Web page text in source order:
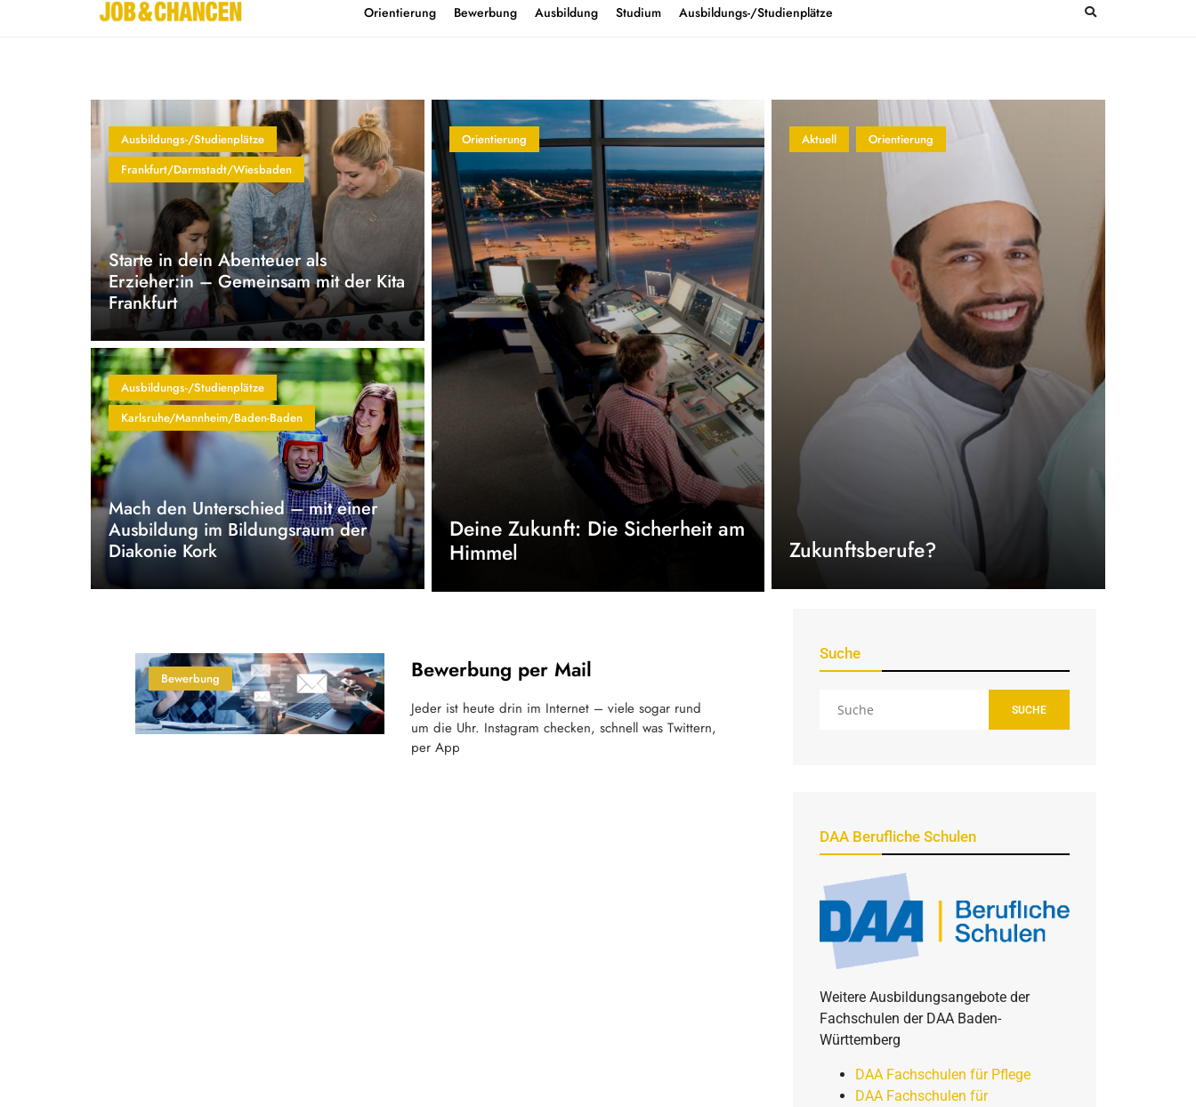
Home Kontakt Orientierung Bewerbung Ausbildung Studium Ausbildungs-/Studienplätze
Ausbildungs-/Studienplätze
Frankfurt/Darmstadt/Wiesbaden
Starte in dein Abenteuer als
Erzieher:in – Gemeinsam mit der Kita
Frankfurt
Ausbildungs-/Studienplätze
Karlsruhe/Mannheim/Baden-Baden
Mach den Unterschied – mit einer
Ausbildung im Bildungsraum der
Diakonie Kork
Orientierung
Deine Zukunft: Die Sicherheit am
Himmel
Aktuell Orientierung
Zukunftsberufe?
Bewerbung Bewerbung per Mail
Jeder ist heute drin im Internet – viele sogar rund
um die Uhr. Instagram checken, schnell was Twittern,
per App
Suche
SUCHE
DAA Berufliche Schulen
Weitere Ausbildungsangebote der
Fachschulen der DAA Baden-
Württemberg
DAA Fachschulen für Pflege
DAA Fachschulen für